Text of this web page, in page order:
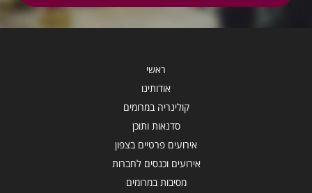
ראשי
אודותינו
קולינריה במרומים
סדנאות ותוכן
אירועים פרטיים בצפון
אירועים וכנסים לחברות
מסיבות במרומים